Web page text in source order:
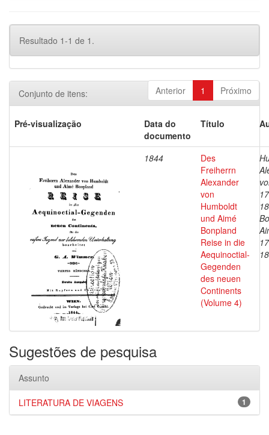
Resultado 1-1 de 1.
Anterior 1 Próximo
Conjunto de itens:
Pré-visualização
Data do
documento
Título
1844
Des
Freiherrn
Alexander
von
Humboldt
und Aimé
Bonpland
Reise in die
Aequinoctial-
Gegenden
des neuen
Continents
(Volume 4)
Sugestões de pesquisa
Assunto
1
LITERATURA DE VIAGENS